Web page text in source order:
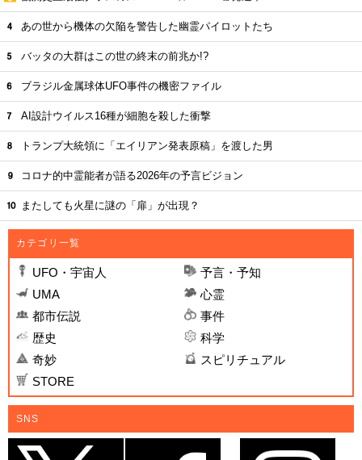
あの世から機体の欠陥を警告した幽霊パイロットたち
バッタの大群はこの世の終末の前兆か!?
ブラジル金属球体UFO事件の機密ファイル
AI設計ウイルス16種が細胞を殺した衝撃
トランプ大統領に「エイリアン発表原稿」を渡した男
コロナ的中霊能者が語る2026年の予言ビジョン
またしても火星に謎の「扉」が出現？
カテゴリ一覧
UFO・宇宙人
予言・予知
UMA
心霊
都市伝説
事件
歴史
科学
奇妙
スピリチュアル
STORE
SNS